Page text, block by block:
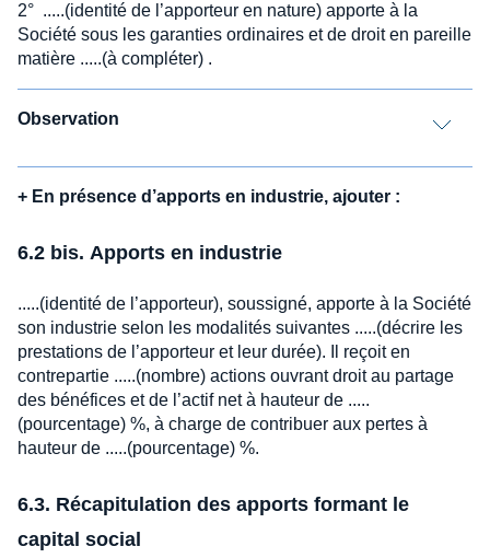
2° .....(identité de l’apporteur en nature) apporte à la
Société sous les garanties ordinaires et de droit en pareille
matière .....(à compléter) .
Observation
+ En présence d’apports en industrie, ajouter :
6.2 bis. Apports en industrie
.....(identité de l’apporteur), soussigné, apporte à la Société
son industrie selon les modalités suivantes .....(décrire les
prestations de l’apporteur et leur durée). Il reçoit en
contrepartie .....(nombre) actions ouvrant droit au partage
des bénéfices et de l’actif net à hauteur de .....
(pourcentage) %, à charge de contribuer aux pertes à
hauteur de .....(pourcentage) %.
6.3. Récapitulation des apports formant le
capital social